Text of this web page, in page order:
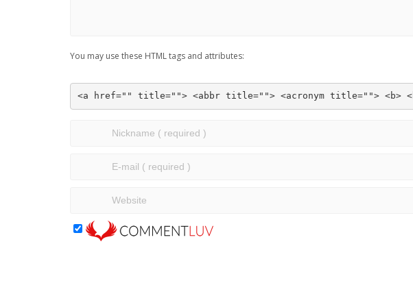
You may use these HTML tags and attributes:
<a href="" title=""> <abbr title=""> <acronym title=""> <b>